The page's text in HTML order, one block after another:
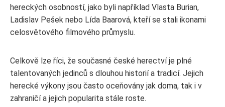
hereckých osobností, jako byli například Vlasta Burian,
Ladislav Pešek nebo Lída Baarová, kteří se stali ikonami
celosvětového filmového průmyslu.
Celkově lze říci, že současné české herectví je plné
talentovaných jedinců s dlouhou historií a tradicí. Jejich
herecké výkony jsou často oceňovány jak doma, tak i v
zahraničí a jejich popularita stále roste.